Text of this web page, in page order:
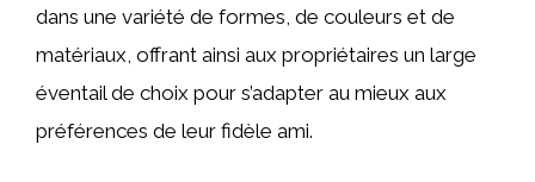
dans une variété de formes, de couleurs et de
matériaux, offrant ainsi aux propriétaires un large
éventail de choix pour s’adapter au mieux aux
préférences de leur fidèle ami.